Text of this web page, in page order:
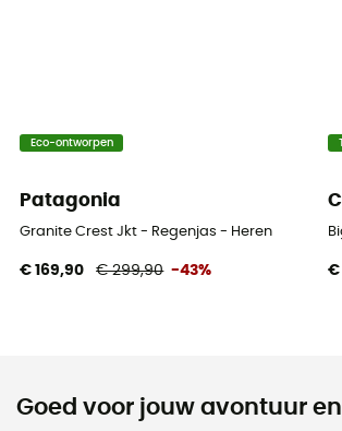
Eco-ontworpen
Patagonia
Granite Crest Jkt - Regenjas - Heren
€ 169,90 € 299,90 -43% €
Goed voor jouw avontuur